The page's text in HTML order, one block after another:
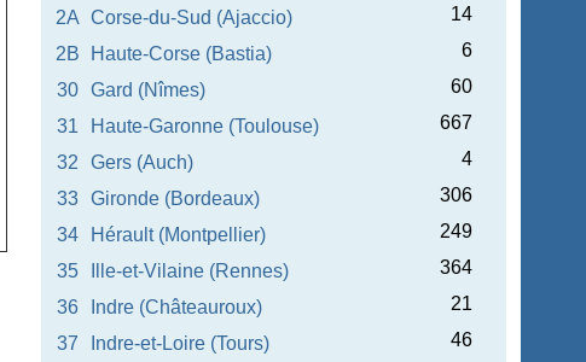
2A
Corse-du-Sud (Ajaccio)
14
2B
Haute-Corse (Bastia)
6
30
Gard (Nîmes)
60
31
Haute-Garonne (Toulouse)
667
32
Gers (Auch)
4
33
Gironde (Bordeaux)
306
34
Hérault (Montpellier)
249
35
Ille-et-Vilaine (Rennes)
364
36
Indre (Châteauroux)
21
37
Indre-et-Loire (Tours)
46